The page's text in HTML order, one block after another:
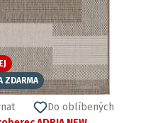
ZDARMA
Do oblíbených